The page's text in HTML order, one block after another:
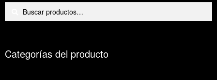
Categorías del producto